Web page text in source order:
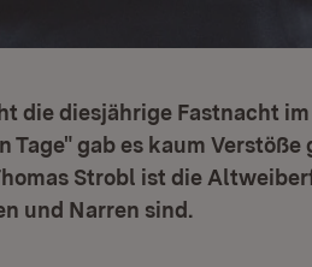
die diesjährige Fastnacht
gab es kaum Verstöße
Strobl ist die
und Narren sind.